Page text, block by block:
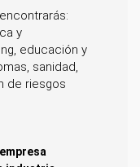
y
educación y
sanidad,
de riesgos